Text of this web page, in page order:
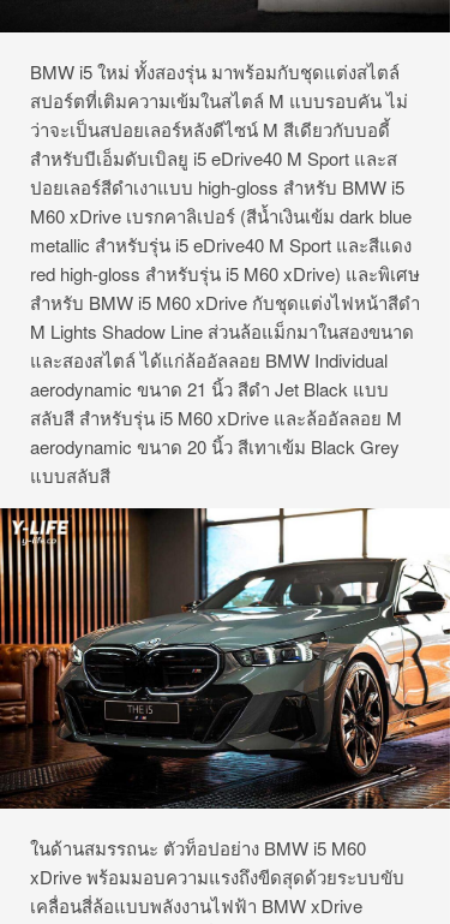
BMW i5 ใหม่ ทั้งสองรุ่น มาพร้อมกับชุดแต่งสไตล์
สปอร์ตที่เติมความเข้มในสไตล์ M แบบรอบคัน ไม่
ว่าจะเป็นสปอยเลอร์หลังดีไซน์ M สีเดียวกับบอดี้
สำหรับบีเอ็มดับเบิลยู i5 eDrive40 M Sport และส
ปอยเลอร์สีดำเงาแบบ high-gloss สำหรับ BMW i5
M60 xDrive เบรกคาลิเปอร์ (สีน้ำเงินเข้ม dark blue
metallic สำหรับรุ่น i5 eDrive40 M Sport และสีแดง
red high-gloss สำหรับรุ่น i5 M60 xDrive) และพิเศษ
สำหรับ BMW i5 M60 xDrive กับชุดแต่งไฟหน้าสีดำ
M Lights Shadow Line ส่วนล้อแม็กมาในสองขนาด
และสองสไตล์ ได้แก่ล้ออัลลอย BMW Individual
aerodynamic ขนาด 21 นิ้ว สีดำ Jet Black แบบ
สลับสี สำหรับรุ่น i5 M60 xDrive และล้ออัลลอย M
aerodynamic ขนาด 20 นิ้ว สีเทาเข้ม Black Grey
แบบสลับสี
ในด้านสมรรถนะ ตัวท็อปอย่าง BMW i5 M60
xDrive พร้อมมอบความแรงถึงขีดสุดด้วยระบบขับ
เคลื่อนสี่ล้อแบบพลังงานไฟฟ้า BMW xDrive